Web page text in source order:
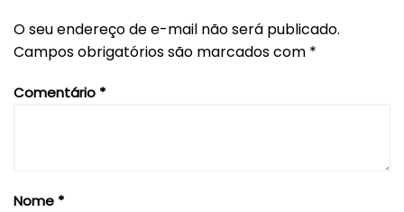
O seu endereço de e-mail não será publicado.
Campos obrigatórios são marcados com *
Comentário *
Nome *